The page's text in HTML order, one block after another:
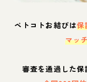
ペトコトお結びは保
マッ
審査を通過した保